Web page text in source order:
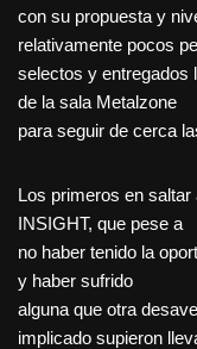
con su propuesta y
relativamente pocos
selectos y entregados
de la sala Metalzone
para seguir de cerca
Los primeros en
INSIGHT, que pese a
no haber tenido la
y haber sufrido
alguna que otra
implicado supieron